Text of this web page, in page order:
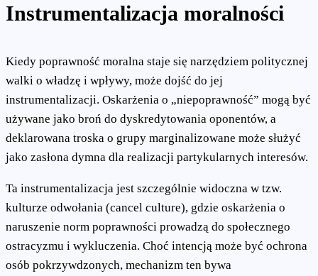
Instrumentalizacja moralności
Kiedy poprawność moralna staje się narzędziem politycznej
walki o władzę i wpływy, może dojść do jej
instrumentalizacji. Oskarżenia o „niepoprawność” mogą być
używane jako broń do dyskredytowania oponentów, a
deklarowana troska o grupy marginalizowane może służyć
jako zasłona dymna dla realizacji partykularnych interesów.
Ta instrumentalizacja jest szczególnie widoczna w tzw.
kulturze odwołania (cancel culture), gdzie oskarżenia o
naruszenie norm poprawności prowadzą do społecznego
ostracyzmu i wykluczenia. Choć intencją może być ochrona
osób pokrzywdzonych, mechanizm ten bywa